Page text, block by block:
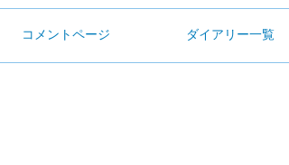
コメントページ ダイアリー一覧